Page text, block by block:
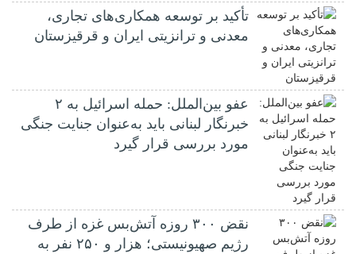
تأکید بر توسعه همکاری‌های تجاری،
معدنی و ترانزیتی ایران و قرقیزستان
عفو بین‌الملل: حمله اسرائیل به ۲
خبرنگار لبنانی باید به‌عنوان جنایت جنگی
مورد بررسی قرار گیرد
نقض ۳۰۰ روزه آتش‌بس غزه از طرف
رژیم صهیونیستی؛ هزار و ۲۵۰ نفر به